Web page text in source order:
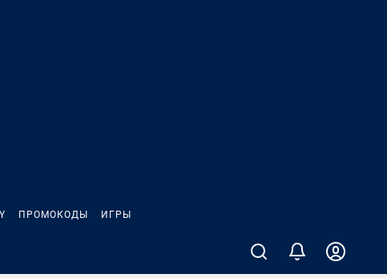
ПРОМОКОДЫ ИГРЫ